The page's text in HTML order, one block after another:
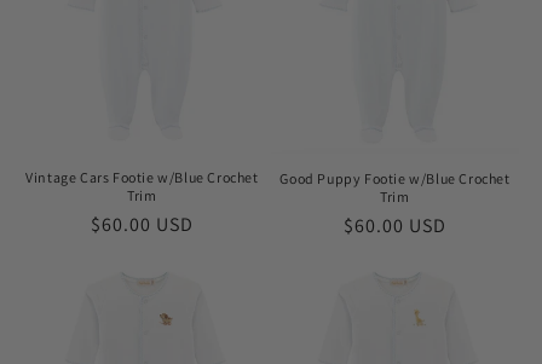
Vintage Cars Footie w/Blue Crochet
Trim
Prix
$60.00 USD
Good Puppy Footie w/Blue Crochet
Trim
Prix
$60.00 USD